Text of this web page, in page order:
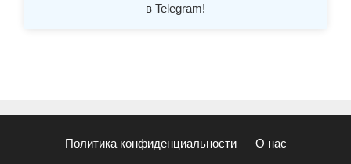
в Telegram!
Политика конфиденциальности О нас